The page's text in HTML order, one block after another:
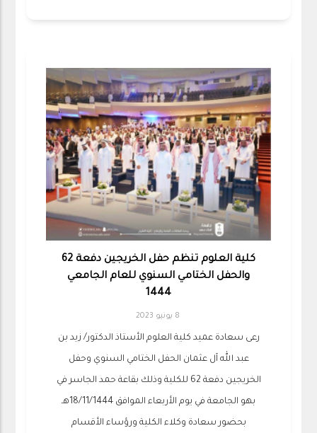
كلية العلوم تنظم حفل الخريجين دفعة 62
والحفل الختامي السنوي للعام الجامعي
1444
8 يونيو 2023
رعى سعادة عميد كلية العلوم الأستاذ الدكتور/ زيد بن
عبد الله آل عثمان الحفل الختامي السنوي وحفل
الخريجين دفعة 62 للكلية وذلك بقاعة حمد الجاسر في
بهو الجامعة في يوم الأربعاء الموافق 18/11/1444هـ
بحضور سعادة وكلاء الكلية ورؤساء الأقسام